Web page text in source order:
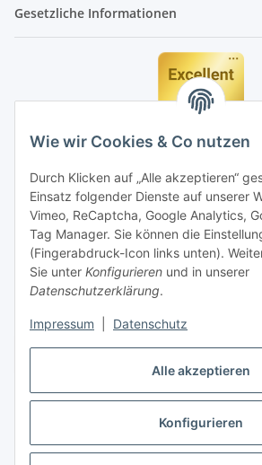
Alle akzeptieren
Konfigurieren
Wie wir Cookies & Co nutzen
Durch Klicken auf „Alle akzeptieren“
Einsatz folgender Dienste auf unserer
Vimeo, ReCaptcha, Google Analytics,
Tag Manager. Sie können die
(Fingerabdruck-Icon links unten).
Sie unter Konfigurieren und in unserer
Datenschutzerklärung.
Impressum Datenschutz
Gesetzliche Informationen
Vertrag widerrufen
* Alle Preise inkl. gesetzlicher MwSt., zzgl.